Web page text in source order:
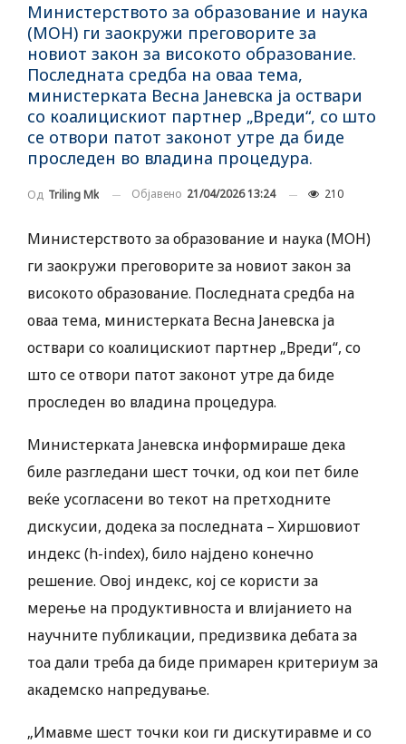
Министерството за образование и наука
(МОН) ги заокружи преговорите за
новиот закон за високото образование.
Последната средба на оваа тема,
министерката Весна Јаневска ја оствари
со коалицискиот партнер „Вреди“, со што
се отвори патот законот утре да биде
проследен во владина процедура.
Од Triling Mk Објавено 21/04/2026 13:24 210
Министерството за образование и наука (МОН)
ги заокружи преговорите за новиот закон за
високото образование. Последната средба на
оваа тема, министерката Весна Јаневска ја
оствари со коалицискиот партнер „Вреди“, со
што се отвори патот законот утре да биде
проследен во владина процедура.
Министерката Јаневска информираше дека
биле разгледани шест точки, од кои пет биле
веќе усогласени во текот на претходните
дискусии, додека за последната – Хиршовиот
индекс (h-index), било најдено конечно
решение. Овој индекс, кој се користи за
мерење на продуктивноста и влијанието на
научните публикации, предизвика дебата за
тоа дали треба да биде примарен критериум за
академско напредување.
„Имавме шест точки кои ги дискутиравме и со